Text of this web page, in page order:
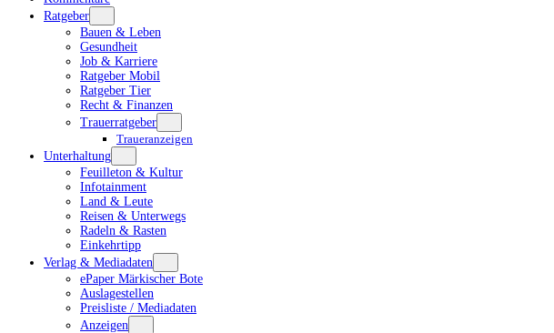
Ratgeber
Bauen & Leben
Gesundheit
Job & Karriere
Ratgeber Mobil
Ratgeber Tier
Recht & Finanzen
Trauerratgeber
Traueranzeigen
Unterhaltung
Feuilleton & Kultur
Infotainment
Land & Leute
Reisen & Unterwegs
Radeln & Rasten
Einkehrtipp
Verlag & Mediadaten
ePaper Märkischer Bote
Auslagestellen
Preisliste / Mediadaten
Anzeigen